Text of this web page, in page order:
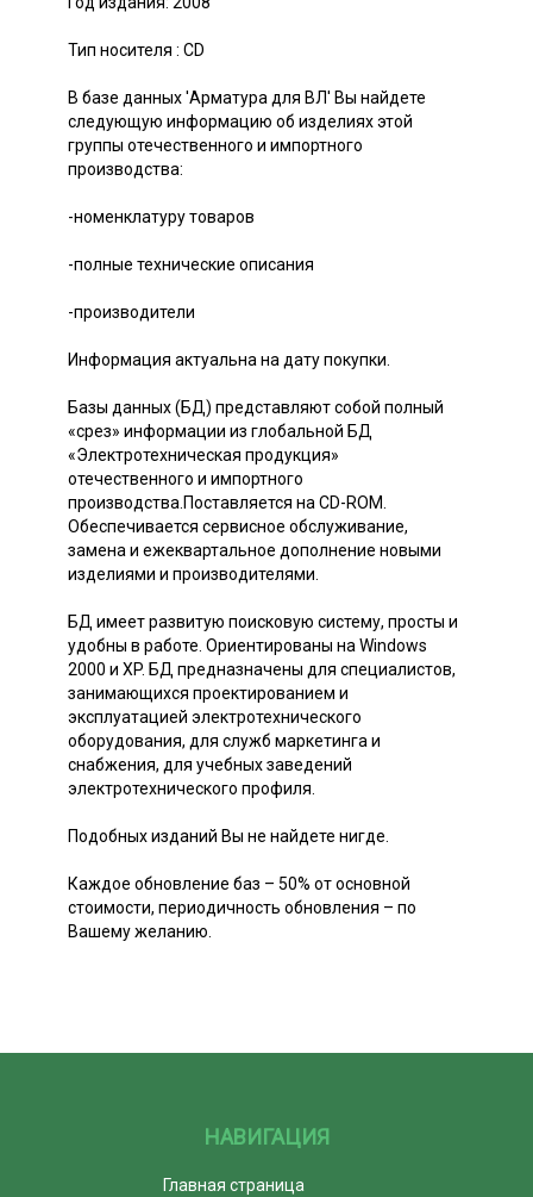
Тип носителя : CD
В базе данных 'Арматура для ВЛ' Вы найдете
следующую информацию об изделиях этой
группы отечественного и импортного
производства:
-номенклатуру товаров
-полные технические описания
-производители
Информация актуальна на дату покупки.
Базы данных (БД) представляют собой полный
«срез» информации из глобальной БД
«Электротехническая продукция»
отечественного и импортного
производства.Поставляется на CD-ROM.
Обеспечивается сервисное обслуживание,
замена и ежеквартальное дополнение новыми
изделиями и производителями.
БД имеет развитую поисковую систему, просты и
удобны в работе. Ориентированы на Windows
2000 и XP. БД предназначены для специалистов,
занимающихся проектированием и
эксплуатацией электротехнического
оборудования, для служб маркетинга и
снабжения, для учебных заведений
электротехнического профиля.
Подобных изданий Вы не найдете нигде.
Каждое обновление баз – 50% от основной
стоимости, периодичность обновления – по
Вашему желанию.
НАВИГАЦИЯ
Главная страница